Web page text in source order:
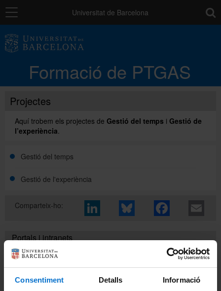
Consentiment Detalls Informació
Navegació Universitat de Barcelona
Formació de PTGAS
Catàleg de la formació del PTGAS
Autoaprenentatge
Ajuts
Directori Formació
Projectes
Aquí trobem els projectes de Gestió del temps i Gestió de
l’experiència
Gestió del temps
Gestió de l'experiència
Comparteix-ho:
Portals i intranets
Portal d'estudiants
Intranet UB (PDI i PTGAS)